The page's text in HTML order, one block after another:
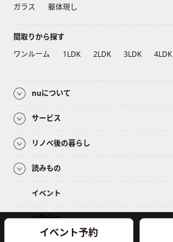
イベント予約
ガラス
躯体現し
間取りから探す
ワンルーム
1LDK 2LDK 3LDK 4LDK
nuについて
サービス
リノベ後の暮らし
読みもの
イベント
お問合せ